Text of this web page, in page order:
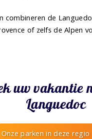
combineren de
of zelfs de Alpen
uw vakantie
Languedoc
Onze parken in deze regio